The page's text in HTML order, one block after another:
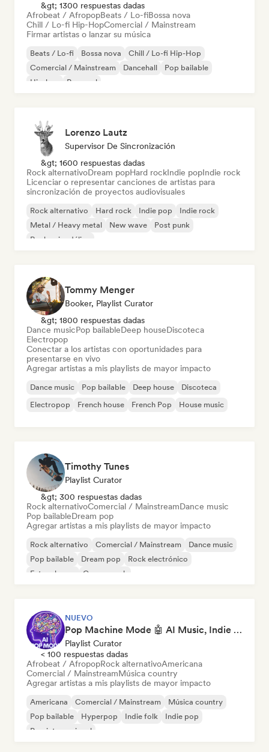
&gt; 1300 respuestas dadas
Afrobeat / AfropopBeats / Lo-fiBossa nova
Chill / Lo-fi Hip-HopComercial / Mainstream
Firmar artistas o lanzar su música
Beats / Lo-fi Bossa nova
Chill / Lo-fi Hip-Hop
Comercial / Mainstream
Dancehall
Pop bailable
Hip-hop
Pop soul
Lorenzo Lautz
Supervisor De Sincronización
&gt; 1600 respuestas dadas
Rock alternativoDream popHard rockIndie popIndie rock
Licenciar o representar canciones de artistas para
sincronización de proyectos audiovisuales
Rock alternativo Hard rock Indie pop
Indie rock
Metal / Heavy metal
New wave
Post punk
Rock psicodélico
Tommy Menger
Booker, Playlist Curator
&gt; 1800 respuestas dadas
Dance musicPop bailableDeep houseDiscoteca
Electropop
Conectar a los artistas con oportunidades para
presentarse en vivo
Agregar artistas a mis playlists de mayor impacto
Dance music Pop bailable Deep house
Discoteca
Electropop
French house French Pop House music
Timothy Tunes
Playlist Curator
&gt; 300 respuestas dadas
Rock alternativoComercial / MainstreamDance music
Pop bailableDream pop
Agregar artistas a mis playlists de mayor impacto
Rock alternativo Comercial / Mainstream
Dance music
Pop bailable
Dream pop
Rock electrónico
Future house
Garage rock
NUEVO
Pop Machine Mode 🤖 AI Music, Indie Pop & Dream Pop
Playlist Curator
< 100 respuestas dadas
Afrobeat / AfropopRock alternativoAmericana
Comercial / MainstreamMúsica country
Agregar artistas a mis playlists de mayor impacto
Americana Comercial / Mainstream
Música country
Pop bailable
Hyperpop Indie folk
Indie pop
Pop internacional